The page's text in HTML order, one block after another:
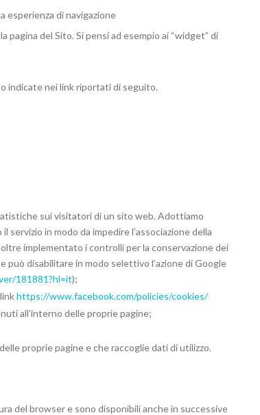
esperienza di navigazione
del Sito. Si pensi ad esempio ai “widget” di
indicate nei link riportati di seguito.
sui visitatori di un sito web. Adottiamo
servizio in modo da impedire l’associazione della
implementato i controlli per la conservazione dei
può disabilitare in modo selettivo l’azione di Google
181881?hl=it); ​
https://www.facebook.com/policies/cookies/
all’interno delle proprie pagine;
proprie pagine e che raccoglie dati di utilizzo.
del browser e sono disponibili anche in successive